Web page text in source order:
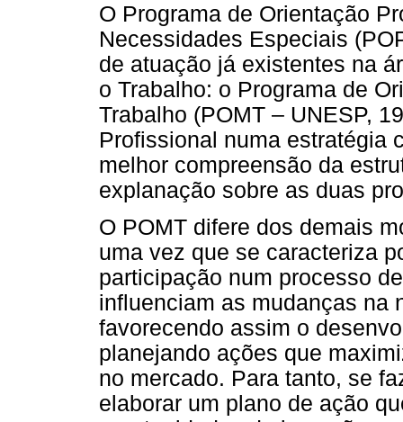
O Programa de Orientação
Necessidades Especiais
de atuação já existentes na
o Trabalho: o Programa de
Trabalho (POMT – UNESP,
Profissional numa estratégia
melhor compreensão da
explanação sobre as duas
O POMT difere dos demais
uma vez que se caracteriza
participação num processo
influenciam as mudanças na
favorecendo assim o
planejando ações que
no mercado. Para tanto, se
elaborar um plano de ação